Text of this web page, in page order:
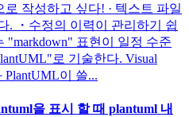
작성하고 싶다! · 텍스트 파일
. ・수정의 이력이 관리하기 쉽
"markdown" 표현이 일정 수준
로 기술한다. Visual
PlantUML이 쓸...
을 표시 할 때 plantuml 내